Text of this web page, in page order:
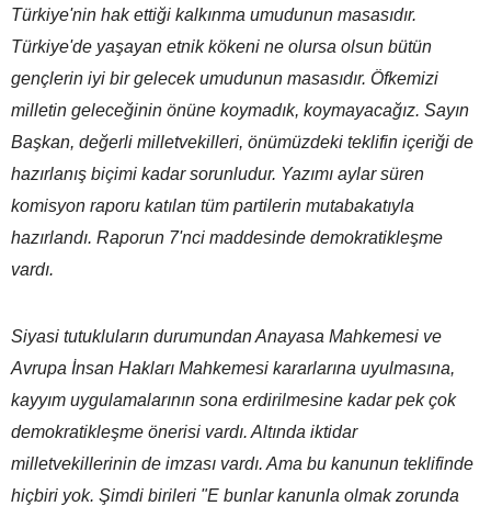
Türkiye'nin hak ettiği kalkınma umudunun masasıdır.
Türkiye'de yaşayan etnik kökeni ne olursa olsun bütün
gençlerin iyi bir gelecek umudunun masasıdır. Öfkemizi
milletin geleceğinin önüne koymadık, koymayacağız. Sayın
Başkan, değerli milletvekilleri, önümüzdeki teklifin içeriği de
hazırlanış biçimi kadar sorunludur. Yazımı aylar süren
komisyon raporu katılan tüm partilerin mutabakatıyla
hazırlandı. Raporun 7'nci maddesinde demokratikleşme
vardı.
Siyasi tutukluların durumundan Anayasa Mahkemesi ve
Avrupa İnsan Hakları Mahkemesi kararlarına uyulmasına,
kayyım uygulamalarının sona erdirilmesine kadar pek çok
demokratikleşme önerisi vardı. Altında iktidar
milletvekillerinin de imzası vardı. Ama bu kanunun teklifinde
hiçbiri yok. Şimdi birileri "E bunlar kanunla olmak zorunda